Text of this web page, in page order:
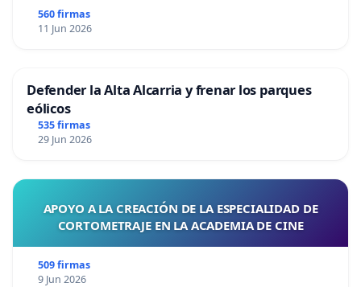
560 firmas
11 Jun 2026
Defender la Alta Alcarria y frenar los parques
eólicos
535 firmas
29 Jun 2026
APOYO A LA CREACIÓN DE LA ESPECIALIDAD DE
CORTOMETRAJE EN LA ACADEMIA DE CINE
509 firmas
9 Jun 2026